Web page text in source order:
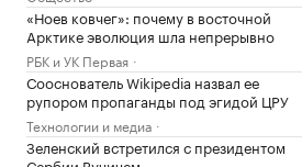
«Ноев ковчег»: почему в восточной
Арктике эволюция шла непрерывно
РБК и УК Первая
Сооснователь Wikipedia назвал ее
рупором пропаганды под эгидой ЦРУ
Технологии и медиа
Зеленский встретился с президентом